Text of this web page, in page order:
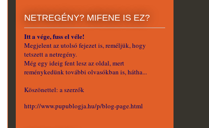
NETREGÉNY? MIFENE IS EZ?
Itt a vége, fuss el véle!
Megjelent az utolsó fejezet is, reméljük, hogy
tetszett a netregény.
Még egy ideig fent lesz az oldal, mert
reménykedünk további olvasókban is, hátha...
Köszönettel: a szerzők
http://www.pupublogja.hu/p/blog-page.html